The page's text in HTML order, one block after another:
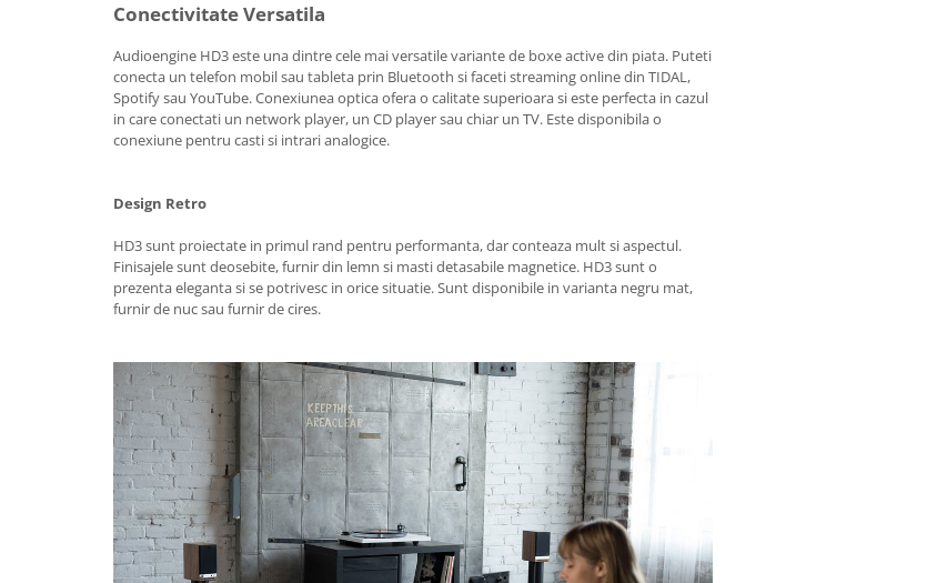
Conectivitate Versatila
Audioengine HD3 este una dintre cele mai versatile variante de boxe active din piata. Puteti
conecta un telefon mobil sau tableta prin Bluetooth si faceti streaming online din TIDAL,
Spotify sau YouTube. Conexiunea optica ofera o calitate superioara si este perfecta in cazul
in care conectati un network player, un CD player sau chiar un TV. Este disponibila o
conexiune pentru casti si intrari analogice.
Design Retro
HD3 sunt proiectate in primul rand pentru performanta, dar conteaza mult si aspectul.
Finisajele sunt deosebite, furnir din lemn si masti detasabile magnetice. HD3 sunt o
prezenta eleganta si se potrivesc in orice situatie. Sunt disponibile in varianta negru mat,
furnir de nuc sau furnir de cires.